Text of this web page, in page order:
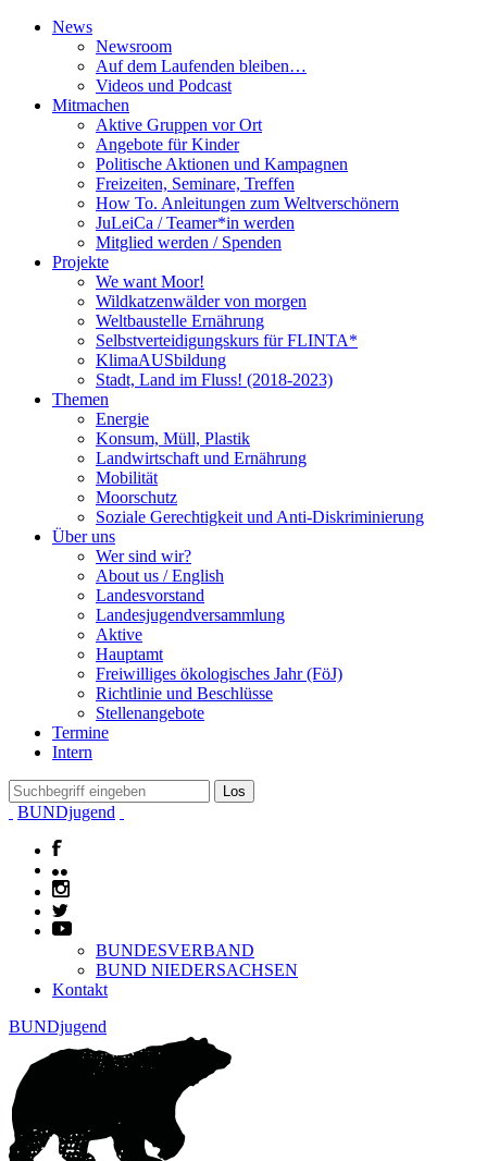
News
Newsroom
Auf dem Laufenden bleiben…
Videos und Podcast
Mitmachen
Aktive Gruppen vor Ort
Angebote für Kinder
Politische Aktionen und Kampagnen
Freizeiten, Seminare, Treffen
How To. Anleitungen zum Weltverschönern
JuLeiCa / Teamer*in werden
Mitglied werden / Spenden
Projekte
We want Moor!
Wildkatzenwälder von morgen
Weltbaustelle Ernährung
Selbstverteidigungskurs für FLINTA*
KlimaAUSbildung
Stadt, Land im Fluss! (2018-2023)
Themen
Energie
Konsum, Müll, Plastik
Landwirtschaft und Ernährung
Mobilität
Moorschutz
Soziale Gerechtigkeit und Anti-Diskriminierung
Über uns
Wer sind wir?
About us / English
Landesvorstand
Landesjugendversammlung
Aktive
Hauptamt
Freiwilliges ökologisches Jahr (FöJ)
Richtlinie und Beschlüsse
Stellenangebote
Termine
Intern
BUNDjugend
BUNDESVERBAND
BUND NIEDERSACHSEN
Kontakt
BUNDjugend